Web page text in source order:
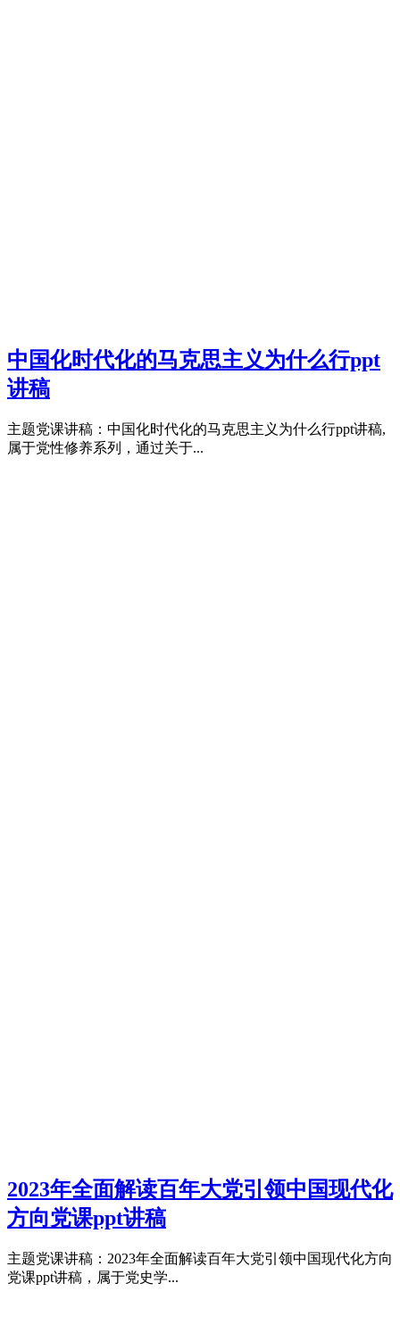
中国化时代化的马克思主义为什么行ppt
讲稿
主题党课讲稿：中国化时代化的马克思主义为什么行ppt讲稿,
属于党性修养系列，通过关于...
2023年全面解读百年大党引领中国现代化
方向党课ppt讲稿
主题党课讲稿：2023年全面解读百年大党引领中国现代化方向
党课ppt讲稿，属于党史学...